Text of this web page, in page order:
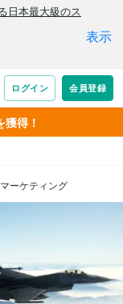
得！
ーケティング